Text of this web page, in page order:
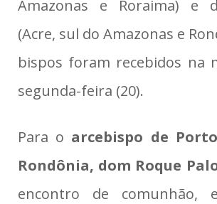
Amazonas e Roraima) e
(Acre, sul do Amazonas e
bispos foram recebidos na
segunda-feira (20).
Para o arcebispo de
Rondônia, dom Roque
encontro de comunhão,